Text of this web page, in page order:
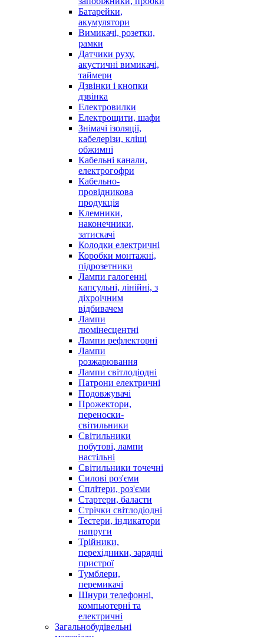
Батарейки,
акумулятори
Вимикачі, розетки,
рамки
Датчики руху,
акустичні вимикачі,
таймери
Дзвінки і кнопки
дзвінка
Електровилки
Електрощити, шафи
Знімачі ізоляції,
кабелерізи, кліщі
обжимні
Кабельні канали,
електрогофри
Кабельно-
провідникова
продукція
Клемники,
наконечники,
затискачі
Колодки електричні
Коробки монтажні,
підрозетники
Лампи галогенні
капсульні, лінійні, з
діхроічним
відбивачем
Лампи
люмінесцентні
Лампи рефлекторні
Лампи
розжарювання
Лампи світлодіодні
Патрони електричні
Подовжувачі
Прожектори,
переноски-
світильники
Світильники
побутові, лампи
настільні
Світильники точечні
Силові роз'єми
Сплітери, роз'єми
Стартери, баласти
Стрічки світлодіодні
Тестери, індикатори
напруги
Трійники,
перехідники, зарядні
пристрої
Тумблери,
перемикачі
Шнури телефонні,
компьютерні та
електричні
Загальнобудівельні